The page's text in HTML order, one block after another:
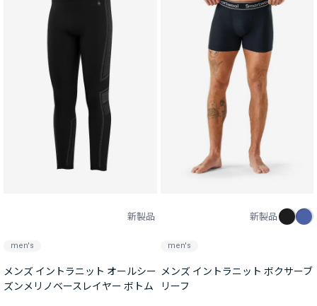
新製品
men's
メンズ イントラニット オールシー
ズンメリノベースレイヤー ボトム
新製品
men's
メンズ イントラニット ボクサーブ
リーフ